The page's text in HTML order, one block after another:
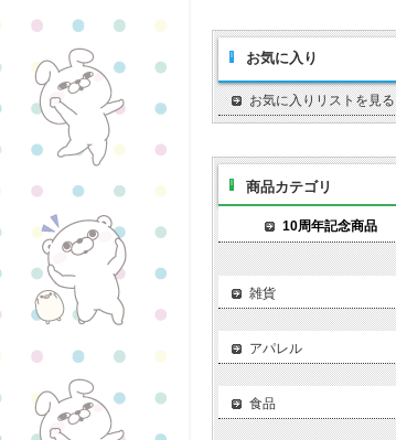
お気に入り
お気に入りリストを見る
商品カテゴリ
10周年記念商品
雑貨
アパレル
食品